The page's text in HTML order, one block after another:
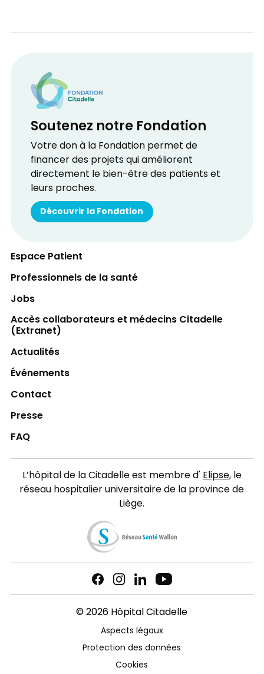
Soutenez notre Fondation
Votre don à la Fondation permet de
financer des projets qui améliorent
directement le bien-être des patients et
leurs proches.
Découvrir la Fondation
Espace Patient
Professionnels de la santé
Jobs
Accès collaborateurs et médecins Citadelle
(Extranet)
Actualités
Événements
Contact
Presse
FAQ
L’hôpital de la Citadelle est membre d'Elipse, le
réseau hospitalier universitaire de la province de
Liège.
© 2026 Hôpital Citadelle
Aspects légaux
Protection des données
Cookies